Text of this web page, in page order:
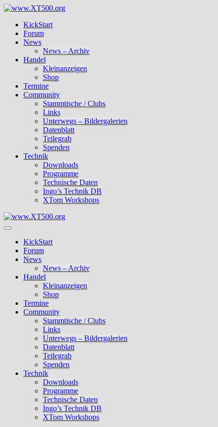
Zum
springenKickStart
Forum
News
News – Archiv
Handel
Kleinanzeigen
Shop
Termine
Community
Stammtische / Clubs
Links
Unterwegs – Bildergalerien
Datenblatt
Teilegrab
Spenden
Technik
Downloads
Programme
Technische Daten
Ingo’s Technik DB
XTom Workshops
KickStart
Forum
News
News – Archiv
Handel
Kleinanzeigen
Shop
Termine
Community
Stammtische / Clubs
Links
Unterwegs – Bildergalerien
Datenblatt
Teilegrab
Spenden
Technik
Downloads
Programme
Technische Daten
Ingo’s Technik DB
XTom Workshops